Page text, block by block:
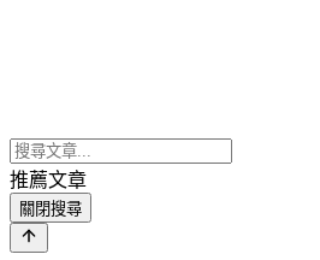
推薦文章
關閉搜尋